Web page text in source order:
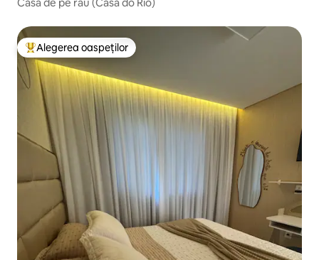
Locuință din topul categoriei Alegerea oaspeților
Alegerea oaspeților